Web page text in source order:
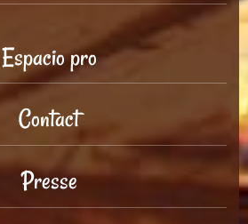
Espacio pro
Contact
Presse